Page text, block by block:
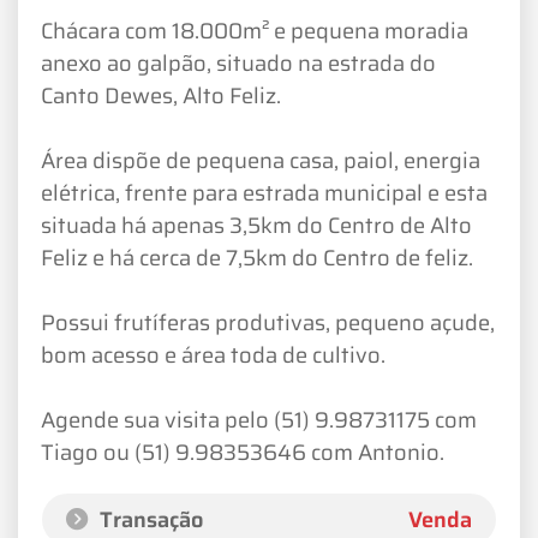
Chácara com 18.000m² e pequena moradia
anexo ao galpão, situado na estrada do
Canto Dewes, Alto Feliz.
Área dispõe de pequena casa, paiol, energia
elétrica, frente para estrada municipal e esta
situada há apenas 3,5km do Centro de Alto
Feliz e há cerca de 7,5km do Centro de feliz.
Possui frutíferas produtivas, pequeno açude,
bom acesso e área toda de cultivo.
Agende sua visita pelo (51) 9.98731175 com
Tiago ou (51) 9.98353646 com Antonio.
Transação
Venda